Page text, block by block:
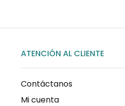
ATENCIÓN AL CLIENTE
Contáctanos
Mi cuenta